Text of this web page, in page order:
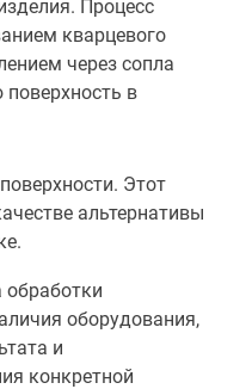
Процесс
кварцевого
через сопла
в
Этот
альтернативы
обработки
оборудования,
и
конкретной